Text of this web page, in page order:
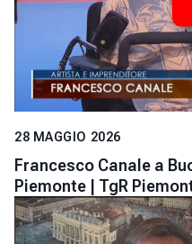
28 MAGGIO 2026
Francesco Canale a
Piemonte | TgR